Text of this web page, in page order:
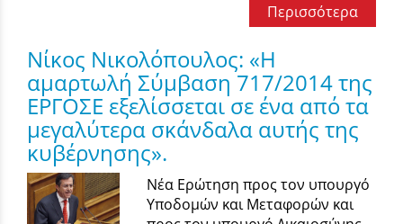
Περισσότερα
Νίκος Νικολόπουλος: «Η
αμαρτωλή Σύμβαση 717/2014 της
ΕΡΓΟΣΕ εξελίσσεται σε ένα από τα
μεγαλύτερα σκάνδαλα αυτής της
κυβέρνησης».
Νέα Ερώτηση προς τον υπουργό
Υποδομών και Μεταφορών και